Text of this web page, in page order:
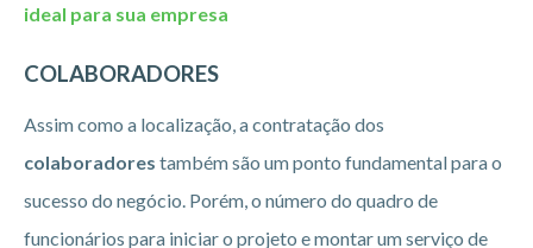
ideal para sua empresa
COLABORADORES
Assim como a localização, a contratação dos
colaboradores também são um ponto fundamental para o
sucesso do negócio. Porém, o número do quadro de
funcionários para iniciar o projeto e montar um serviço de